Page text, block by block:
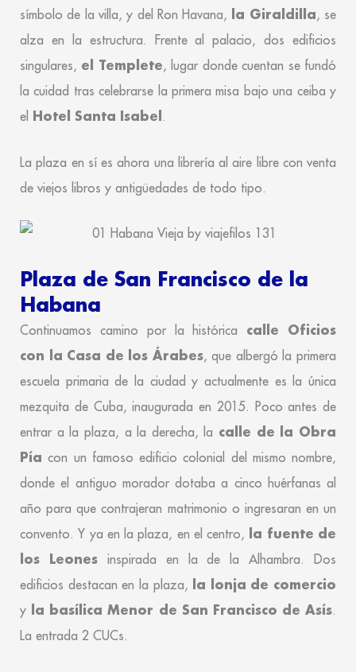
símbolo de la villa, y del Ron Havana, la Giraldilla, se
alza en la estructura. Frente al palacio, dos edificios
singulares, el Templete, lugar donde cuentan se fundó
la cuidad tras celebrarse la primera misa bajo una ceiba y
el Hotel Santa Isabel .
La plaza en sí es ahora una librería al aire libre con venta
de viejos libros y antigüedades de todo tipo.
Plaza de San Francisco de la
Habana
Continuamos camino por la histórica calle Oficios
con la Casa de los Árabes, que albergó la primera
escuela primaria de la ciudad y actualmente es la única
mezquita de Cuba, inaugurada en 2015. Poco antes de
entrar a la plaza, a la derecha, la calle de la Obra
Pía con un famoso edificio colonial del mismo nombre,
donde el antiguo morador dotaba a cinco huérfanas al
año para que contrajeran matrimonio o ingresaran en un
convento. Y ya en la plaza, en el centro, la fuente de
los Leonesinspirada en la de la Alhambra. Dos
edificios destacan en la plaza, la lonja de comercio
y la basílica Menor de San Francisco de Asís.
La entrada 2 CUCs.